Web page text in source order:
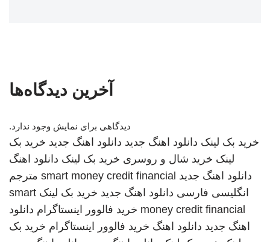
آخرین دیدگاه‌ها
دیدگاهی برای نمایش وجود ندارد.
خرید بک لینک دانلود اهنگ جدید دانلود اهنگ جدید خرید بک
لینک خرید شال و روسری خرید بک لینک دانلود اهنگ
دانلود اهنگ جدید smart money credit financial مترجم
انگلیسی فارسی دانلود اهنگ جدید خرید بک لینک smart
money credit financial خرید فالوور اینستاگرام دانلود
اهنگ جدید دانلود اهنگ خرید فالوور اینستاگرام خرید بک